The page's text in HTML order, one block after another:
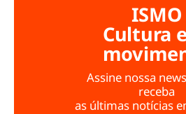
ISMO
Cultura
Assine nossa
receba
as últimas notícias